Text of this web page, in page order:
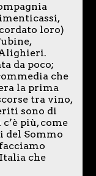
loro)
da poco;
che
la prima
tra vino,
sono di
più, come
del Sommo
che